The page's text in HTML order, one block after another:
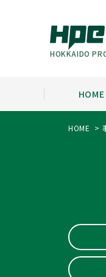
HOKKAIDO
HOME
北海道
事業内
研修・
HOME